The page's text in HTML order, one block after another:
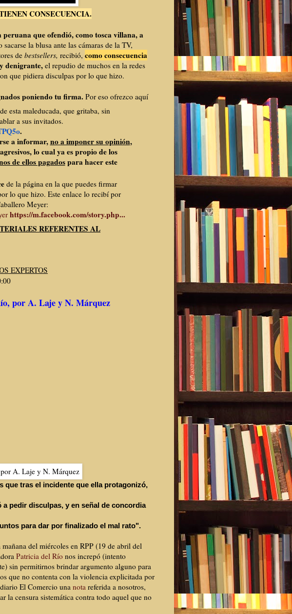
CONSECUENCIA.
peruana que ofendió, como tosca villana, a
la blusa ante las cámaras de la TV,
de bestsellers, recibió, como consecuencia
denigrante, el repudio de muchos en la redes
que pidiera disculpas por lo que hizo.
poniendo tu firma. Por eso ofrezco aquí
esta maleducada, que gritaba, sin
a sus invitados.
.
a informar,no a imponer su opinión,
lo cual ya es propio de los
de ellos pagadospara hacer este
de la página en la que puedes firmar
lo que hizo. Este enlace lo recibí por
Meyer:
https://m.facebook.com/story.php...
REFERENTES AL
EXPERTOS
por A. Laje y N. Márquez
que tras el incidente que ella protagonizó,
pedir disculpas, y en señal de concordia
para dar por finalizado el mal rato".
del miércoles en RPP (19 de abril del
Patricia del Río nos increpó (intento
sin permitirnos brindar argumento alguno para
que no contenta con la violencia explicitada por
El Comercio una nota referida a nosotros,
la censura sistemática contra todo aquel que no